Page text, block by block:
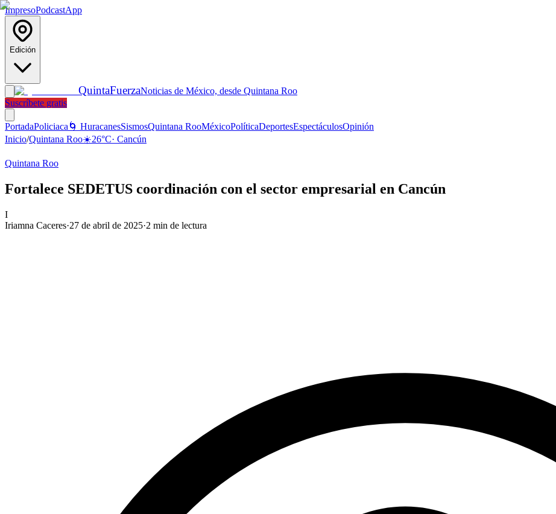
ImpresoPodcastApp
Edición
QuintaFuerzaNoticias de México, desde Quintana Roo
Suscríbete gratis
PortadaPoliciaca 🌀 HuracanesSismosQuintana RooMéxicoPolíticaDeportesEspectáculosOpinión
Inicio/Quintana Roo☀️26°C· Cancún
Quintana Roo
Fortalece SEDETUS coordinación con el sector empresarial en Cancún
I
Iriamna Caceres·27 de abril de 2025·2 min de lectura